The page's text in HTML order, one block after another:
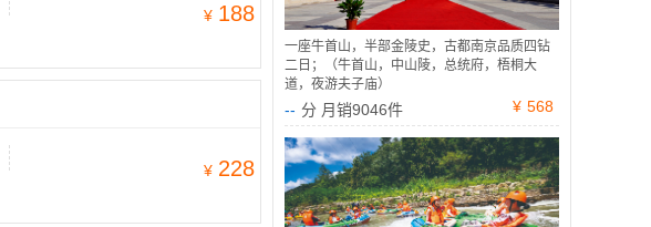
¥ 188
¥ 228
一座牛首山，半部金陵史，古都南京品质四钻
二日；（牛首山，中山陵，总统府，梧桐大
道，夜游夫子庙）
-- 分 月销9046件 ¥ 568